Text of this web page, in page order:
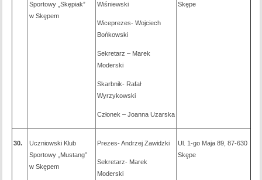
Sportowy „Skępiak”
w Skępem
Wiśniewski
Wiceprezes- Wojciech
Bońkowski
Sekretarz – Marek
Moderski
Skarbnik- Rafał
Wyrzykowski
Członek – Joanna Uzarska
Skępe
30.
Uczniowski Klub
Sportowy „Mustang”
w Skępem
Prezes- Andrzej Zawidzki
Sekretarz- Marek
Moderski
Ul. 1-go Maja 89, 87-630
Skępe